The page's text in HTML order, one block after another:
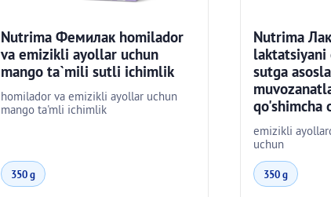
Nutrima Фемилак homilador
va emizikli ayollar uchun
mango ta`mili sutli ichimlik
homilador va emizikli ayollar uchun
mango ta'mli ichimlik
350 g
Nutrima
laktatsiyani
sutga
qo'shimcha
emizikli
uchun
350 g